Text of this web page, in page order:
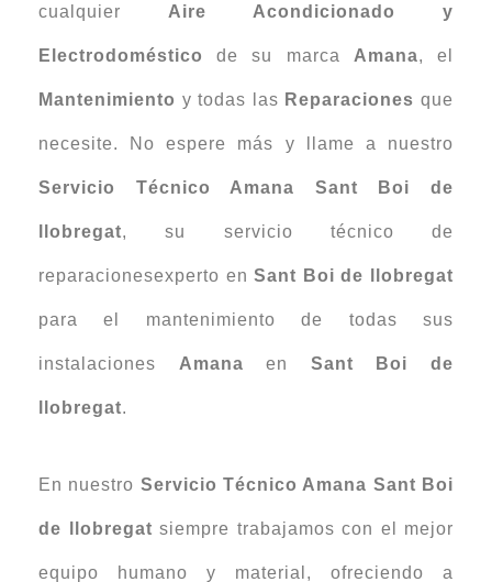
cualquier Aire Acondicionado y
Electrodomésticode su marca Amana, el
Mantenimiento y todas las Reparaciones que
necesite. No espere más y llame a nuestro
Servicio Técnico Amana Sant Boi de
llobregat, su servicio técnico de
reparacionesexperto enSant Boi de llobregat
para el mantenimiento de todas sus
instalaciones Amana en Sant Boi de
llobregat.
En nuestro Servicio Técnico Amana Sant Boi
de llobregat siempre trabajamos con el mejor
equipo humano y material, ofreciendo a